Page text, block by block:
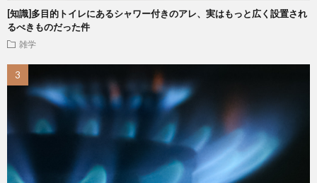
[知識]多目的トイレにあるシャワー付きのアレ、実はもっと広く設置され
るべきものだった件
雑学